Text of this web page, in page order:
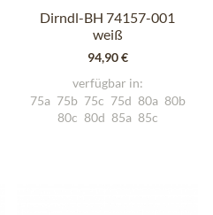
Dirndl-BH 74157-001
weiß
94,90 €
verfügbar in:
75a 75b 75c 75d 80a 80b
80c 80d 85a 85c